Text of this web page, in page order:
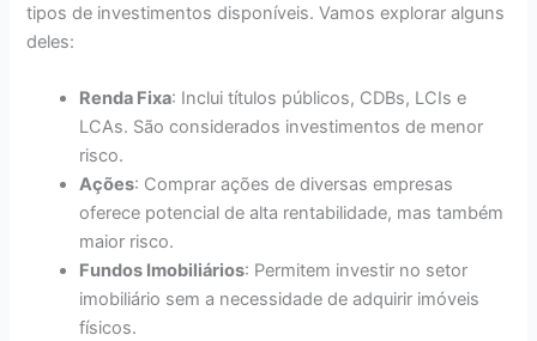
tipos de investimentos disponíveis. Vamos explorar alguns
deles:
Renda Fixa: Inclui títulos públicos, CDBs, LCIs e
LCAs. São considerados investimentos de menor
risco.
Ações: Comprar ações de diversas empresas
oferece potencial de alta rentabilidade, mas também
maior risco.
Fundos Imobiliários: Permitem investir no setor
imobiliário sem a necessidade de adquirir imóveis
físicos.